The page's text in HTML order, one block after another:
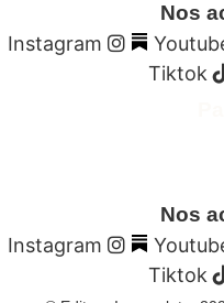
Nos
Instagram
Tiktok
Nos
Instagram
Tiktok